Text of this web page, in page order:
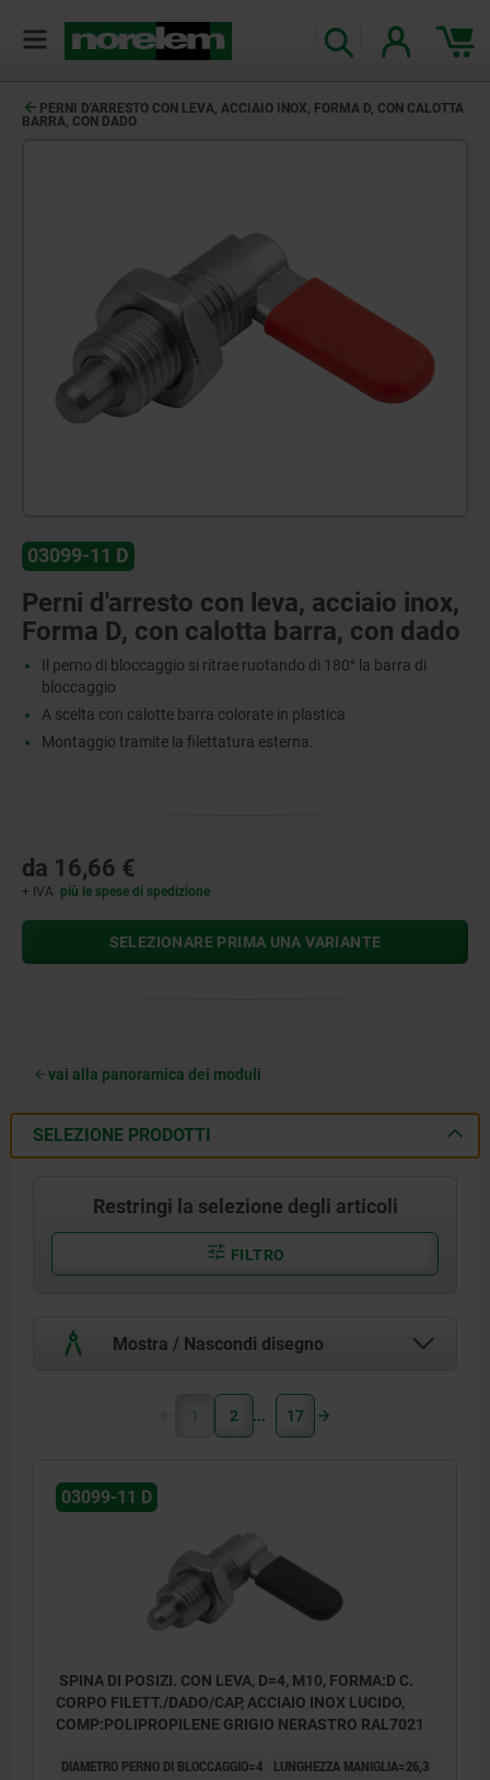
PERNI D'ARRESTO CON LEVA, ACCIAIO INOX, FORMA D, CON CALOTTA
BARRA, CON DADO
03099-11 D
Perni d'arresto con leva, acciaio inox,
Forma D, con calotta barra, con dado
Il perno di bloccaggio si ritrae ruotando di 180° la barra di
bloccaggio
A scelta con calotte barra colorate in plastica
Montaggio tramite la filettatura esterna.
da 16,66 €
+ IVA più le spese di spedizione
SELEZIONARE PRIMA UNA VARIANTE
vai alla panoramica dei moduli
SELEZIONE PRODOTTI
Restringi la selezione degli articoli
FILTRO
Mostra / Nascondi disegno
1 2 17
03099-11 D
SPINA DI POSIZI. CON LEVA, D=4, M10, FORMA:D C.
CORPO FILETT./DADO/CAP, ACCIAIO INOX LUCIDO,
COMP:POLIPROPILENE GRIGIO NERASTRO RAL7021
DIAMETRO PERNO DI BLOCCAGGIO=4
LUNGHEZZA MANIGLIA=26,3